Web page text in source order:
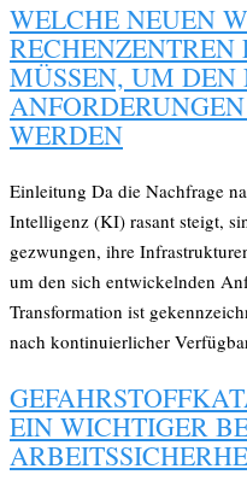
WELCHE NEUEN
RECHENZENTREN
MÜSSEN, UM DEN
WERDEN
Einleitung Da die Nachfrage
Intelligenz (KI) rasant steigt,
gezwungen, ihre
um den sich entwickelnden
Transformation ist
nach kontinuierlicher
EIN WICHTIGER